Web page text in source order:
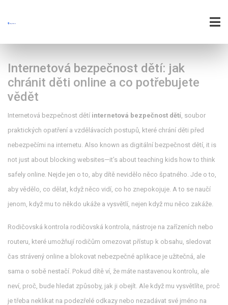
Internetová bezpečnost dětí: jak
chránit děti online a co potřebujete
vědět
Internetová bezpečnost dětí internetová bezpečnost dětí, soubor
praktických opatření a vzdělávacích postupů, které chrání děti před
nebezpečími na internetu. Also known as digitální bezpečnost dětí, it is
not just about blocking websites—it’s about teaching kids how to think
safely online. Nejde jen o to, aby dítě nevidělo něco špatného. Jde o to,
aby vědělo, co dělat, když něco vidí, co ho znepokojuje. A to se naučí
jenom, když mu to někdo ukáže a vysvětlí, nejen když mu něco zakáže.
Rodičovská kontrola rodičovská kontrola, nástroje na zařízeních nebo
routeru, které umožňují rodičům omezovat přístup k obsahu, sledovat
čas strávený online a blokovat nebezpečné aplikace je užitečná, ale
sama o sobě nestačí. Pokud dítě ví, že máte nastavenou kontrolu, ale
neví, proč, bude hledat způsoby, jak ji obejít. Ale když mu vysvětlíte, proč
je třeba neklikat na podezřelé odkazy nebo nezadávat své jméno na